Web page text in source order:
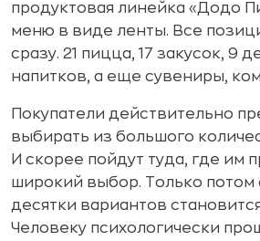
продуктовая линейка «Додо
меню в виде ленты. Все
сразу. 21 пицца, 17 закусок, 9
напитков, а еще сувениры,
Покупатели действительно
выбирать из большого
И скорее пойдут туда, где им
широкий выбор. Только потом
десятки вариантов
Человеку психологически